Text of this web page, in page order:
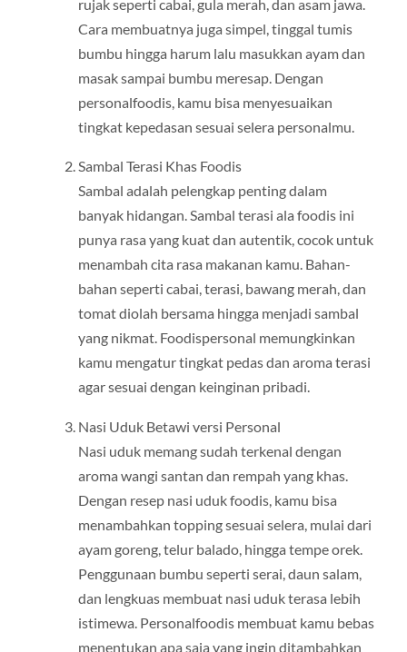
rujak seperti cabai, gula merah, dan asam jawa.
Cara membuatnya juga simpel, tinggal tumis
bumbu hingga harum lalu masukkan ayam dan
masak sampai bumbu meresap. Dengan
personalfoodis, kamu bisa menyesuaikan
tingkat kepedasan sesuai selera personalmu.
Sambal Terasi Khas Foodis
Sambal adalah pelengkap penting dalam
banyak hidangan. Sambal terasi ala foodis ini
punya rasa yang kuat dan autentik, cocok untuk
menambah cita rasa makanan kamu. Bahan-
bahan seperti cabai, terasi, bawang merah, dan
tomat diolah bersama hingga menjadi sambal
yang nikmat. Foodispersonal memungkinkan
kamu mengatur tingkat pedas dan aroma terasi
agar sesuai dengan keinginan pribadi.
Nasi Uduk Betawi versi Personal
Nasi uduk memang sudah terkenal dengan
aroma wangi santan dan rempah yang khas.
Dengan resep nasi uduk foodis, kamu bisa
menambahkan topping sesuai selera, mulai dari
ayam goreng, telur balado, hingga tempe orek.
Penggunaan bumbu seperti serai, daun salam,
dan lengkuas membuat nasi uduk terasa lebih
istimewa. Personalfoodis membuat kamu bebas
menentukan apa saja yang ingin ditambahkan